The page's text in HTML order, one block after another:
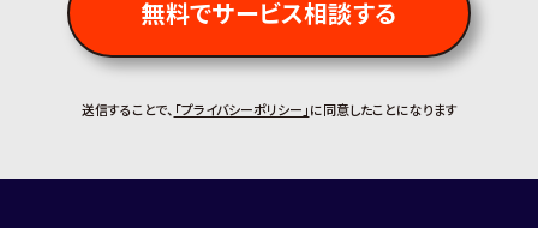
無料でサービス相談する
送信することで、 「プライバシーポリシー」に同意したことになります